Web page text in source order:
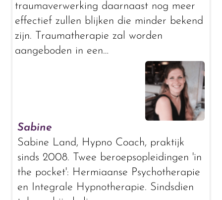
traumaverwerking daarnaast nog meer
effectief zullen blijken die minder bekend
zijn. Traumatherapie zal worden
aangeboden in een…
Sabine
Sabine Land, Hypno Coach, praktijk
sinds 2008. Twee beroepsopleidingen 'in
the pocket': Hermiaanse Psychotherapie
en Integrale Hypnotherapie. Sindsdien